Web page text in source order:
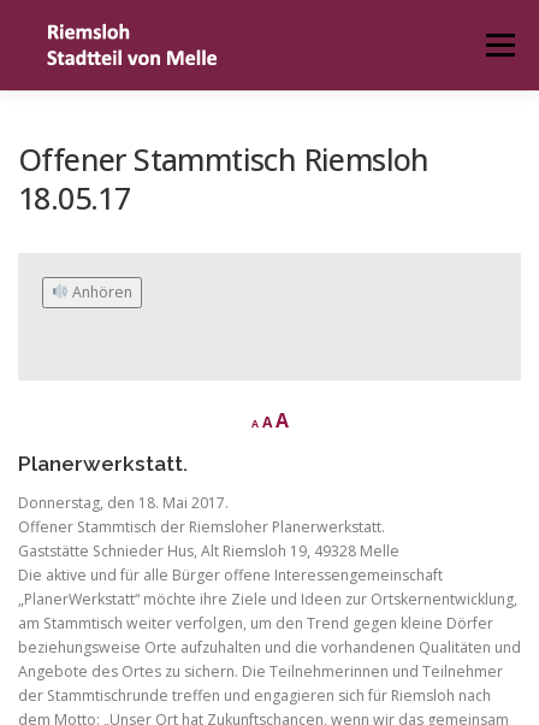
springen
Menü
Offener Stammtisch Riemsloh
18.05.17
Anhören
Ae
e
f
n
t
i
z
.
AR
f
o
n
t
s
i
z
e
AI
e
a
s
e
f
o
Planerwerkstatt.
Donnerstag, den 18. Mai 2017.
Offener Stammtisch der Riemsloher Planerwerkstatt.
Gaststätte Schnieder Hus, Alt Riemsloh 19, 49328 Melle
Die aktive und für alle Bürger offene Interessengemeinschaft
„PlanerWerkstatt“ möchte ihre Ziele und Ideen zur Ortskernentwicklung,
am Stammtisch weiter verfolgen, um den Trend gegen kleine Dörfer
beziehungsweise Orte aufzuhalten und die vorhandenen Qualitäten und
Angebote des Ortes zu sichern. Die Teilnehmerinnen und Teilnehmer
der Stammtischrunde treffen und engagieren sich für Riemsloh nach
dem Motto: „Unser Ort hat Zukunftschancen, wenn wir das gemeinsam